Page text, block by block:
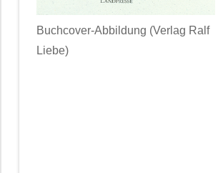
Buchcover-Abbildung (Verlag Ralf
Liebe)